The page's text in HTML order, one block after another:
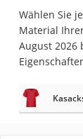
Wählen Sie
Material
August 2026